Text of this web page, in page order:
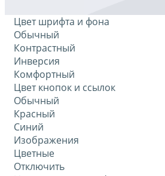
Цвет шрифта и фона
Обычный
Контрастный
Инверсия
Комфортный
Цвет кнопок и ссылок
Обычный
Красный
Синий
Изображения
Цветные
Отключить